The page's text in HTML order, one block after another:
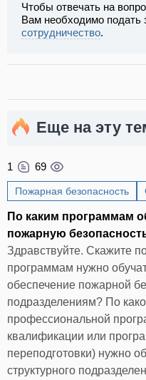
Чтобы отвечать на
Вам необходимо подать
сотрудничество.
Еще на эту
1 69
Пожарная безопасность
По каким программам
пожарную
Здравствуйте. Скажите
программам нужно
обеспечение пожарной
подразделениям? По
профессиональной
квалификации или
переподготовки) нужно
структурного